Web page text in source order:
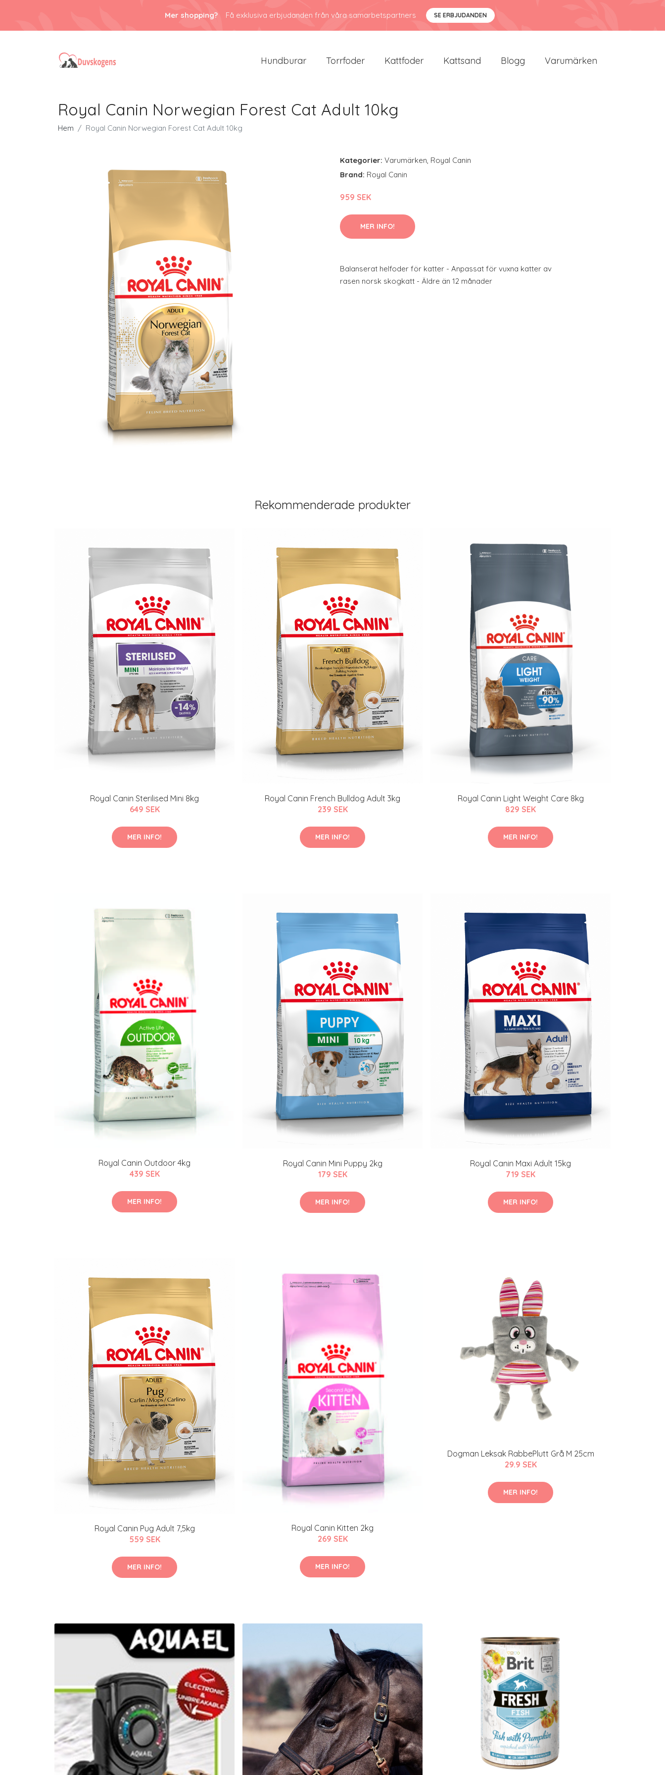
Mer shopping? Få exklusiva erbjudanden från våra samarbetspartners SE ERBJUDANDEN
Hundburar Torrfoder Kattfoder Kattsand Blogg Varumärken
Royal Canin Norwegian Forest Cat Adult 10kg
Hem Royal Canin Norwegian Forest Cat Adult 10kg
Kategorier: Varumärken, Royal Canin
Brand: Royal Canin
959 SEK
MER INFO!
Balanserat helfoder för katter - Anpassat för vuxna katter av
rasen norsk skogkatt - Äldre än 12 månader
Rekommenderade produkter
Royal Canin Sterilised Mini 8kg
649 SEK
MER INFO!
Royal Canin French Bulldog Adult 3kg
239 SEK
MER INFO!
Royal Canin Light Weight Care 8kg
829 SEK
MER INFO!
Royal Canin Outdoor 4kg
439 SEK
MER INFO!
Royal Canin Mini Puppy 2kg
179 SEK
MER INFO!
Royal Canin Maxi Adult 15kg
719 SEK
MER INFO!
Royal Canin Pug Adult 7,5kg
559 SEK
MER INFO!
Royal Canin Kitten 2kg
269 SEK
MER INFO!
Dogman Leksak RabbePlutt Grå M 25cm
29.9 SEK
MER INFO!